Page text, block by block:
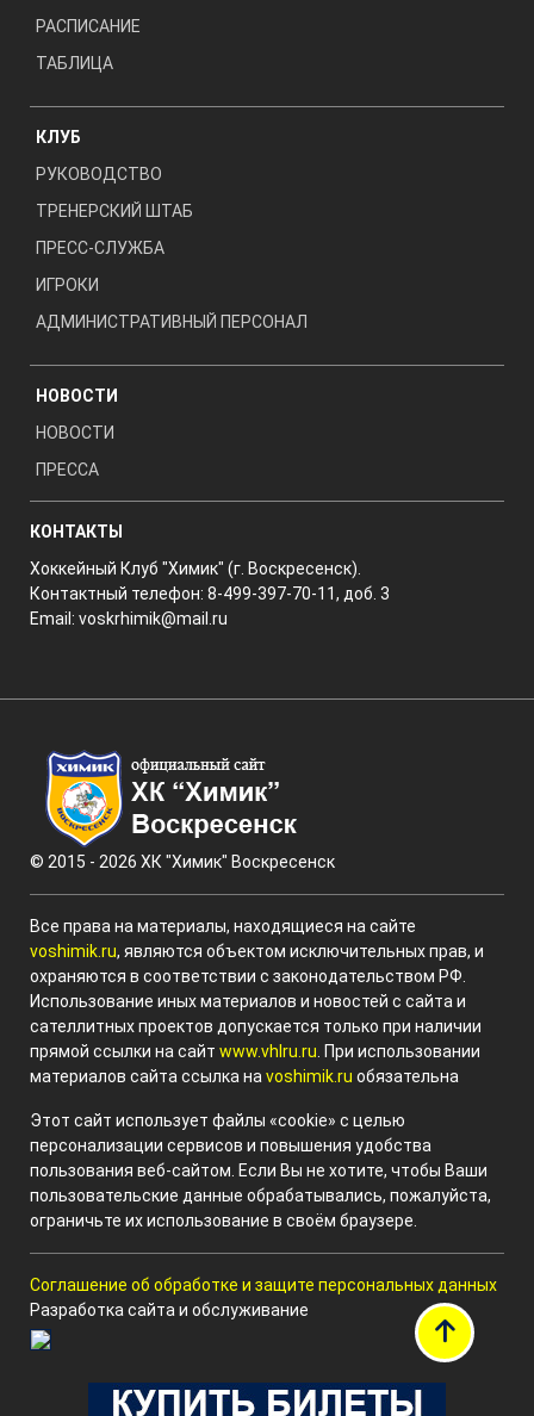
РАСПИСАНИЕ
ТАБЛИЦА
КЛУБ
РУКОВОДСТВО
ТРЕНЕРСКИЙ ШТАБ
ПРЕСС-СЛУЖБА
ИГРОКИ
АДМИНИСТРАТИВНЫЙ ПЕРСОНАЛ
НОВОСТИ
НОВОСТИ
ПРЕССА
КОНТАКТЫ
Хоккейный Клуб "Химик" (г. Воскресенск).
Контактный телефон: 8-499-397-70-11, доб. 3
Email: voskrhimik@mail.ru
© 2015 - 2026 ХК "Химик" Воскресенск
Все права на материалы, находящиеся на сайте
voshimik.ru, являются объектом исключительных прав, и
охраняются в соответствии с законодательством РФ.
Использование иных материалов и новостей с сайта и
сателлитных проектов допускается только при наличии
прямой ссылки на сайт www.vhlru.ru . При использовании
материалов сайта ссылка на voshimik.ru обязательна
Этот сайт использует файлы «cookie» с целью
персонализации сервисов и повышения удобства
пользования веб-сайтом. Если Вы не хотите, чтобы Ваши
пользовательские данные обрабатывались, пожалуйста,
ограничьте их использование в своём браузере.
Соглашение об обработке и защите персональных данных
Разработка сайта и обслуживание